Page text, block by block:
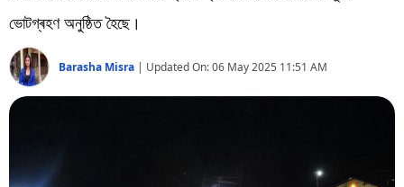
জীৱনশৈলী
বিশ্ব
প্ৰযুক্তি
ভোটগ্ৰহণ অনুষ্ঠিত হৈছে।
Barasha Misra | Updated On:06 May 2025 11:51 AM